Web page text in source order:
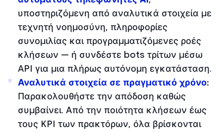
υποστηριζόμενη από αναλυτικά στοιχεία με
τεχνητή νοημοσύνη, πληροφορίες
συνομιλίας και προγραμματιζόμενες ροές
κλήσεων — ή συνδέστε bots τρίτων μέσω
API για μια πλήρως αυτόνομη εγκατάσταση.
Αναλυτικά στοιχεία σε πραγματικό χρόνο:
Παρακολουθήστε την απόδοση καθώς
συμβαίνει. Από την ποιότητα κλήσεων έως
τους KPI των πρακτόρων, όλα βρίσκονται